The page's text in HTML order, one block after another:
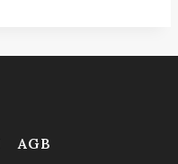
AGB